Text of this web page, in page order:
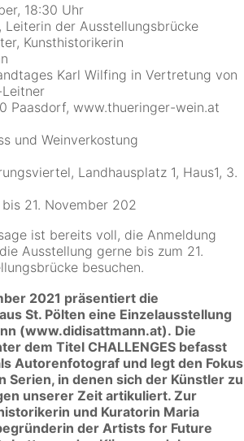
18:30 Uhr
Leiterin der Ausstellungsbrücke
Kunsthistorikerin
Karl Wilfing in Vertretung von
Leitner
Paasdorf, www.thueringer-wein.at
und Weinverkostung
Landhausplatz 1, Haus1, 3.
21. November 202
ist bereits voll, die Anmeldung
Ausstellung gerne bis zum 21.
besuchen.
2021 präsentiert die
St. Pölten eine Einzelausstellung
(www.didisattmann.at). Die
dem Titel CHALLENGES befasst
ls Autorenfotograf und legt den Fokus
Serien, in denen sich der Künstler zu
unserer Zeit artikuliert. Zur
und Kuratorin Maria
der Artists for Future